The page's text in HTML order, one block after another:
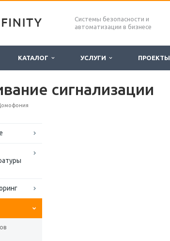
Системы безопасности и
автоматизации в бизнесе
КАТАЛОГ УСЛУГИ ПРОЕКТЫ
сигнализации